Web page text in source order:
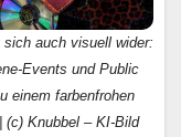
auch visuell wider:
Events und Public
einem farbenfrohen
(c) Knubbel – KI-Bild